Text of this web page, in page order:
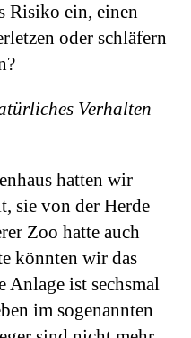
Risiko ein, einen
oder schläfern
Verhalten
hatten wir
sie von der Herde
Zoo hatte auch
könnten wir das
Anlage ist sechsmal
im sogenannten